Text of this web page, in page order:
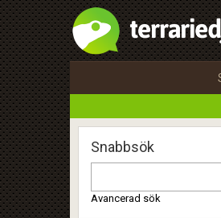
Snabbsök
Avancerad sök